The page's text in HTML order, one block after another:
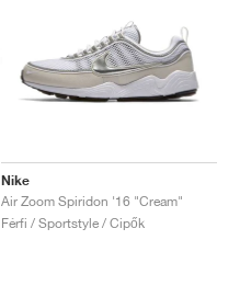
Nike
Air Zoom Spiridon '16 "Cream"
Férfi / Sportstyle / Cipők